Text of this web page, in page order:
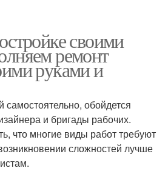
своими
ремонт
руками и
обойдется
и бригады рабочих.
что многие виды работ требуют
сложностей лучше